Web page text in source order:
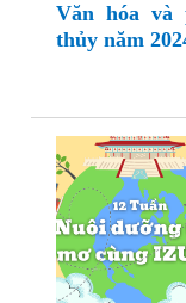
Văn hóa và
thủy năm